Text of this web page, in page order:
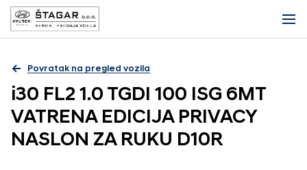
Povratak na pregled vozila
i30 FL2 1.0 TGDI 100 ISG 6MT
VATRENA EDICIJA PRIVACY
NASLON ZA RUKU D10R